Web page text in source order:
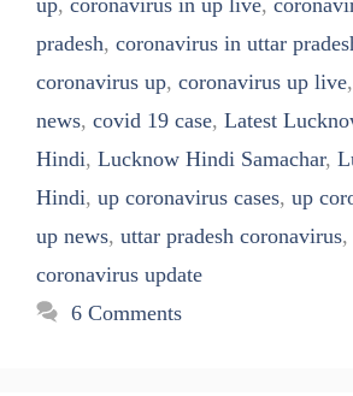
pradesh, coronavirus in uttar
coronavirus up, coronavirus up live,
news, covid 19 case, Latest
Hindi, Lucknow Hindi Samachar,
Hindi, up coronavirus cases, up
up news, uttar pradesh coronavirus,
coronavirus update
6 Comments